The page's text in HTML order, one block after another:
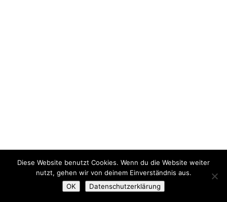
Diese Website benutzt Cookies. Wenn du die Website weiter
nutzt, gehen wir von deinem Einverständnis aus.
OK
Datenschutzerklärung